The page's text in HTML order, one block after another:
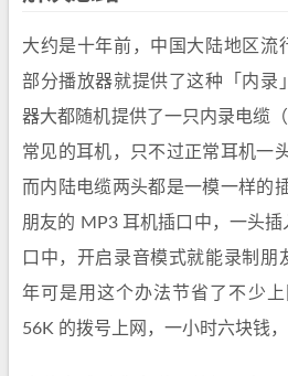
大约是十年前，中国大陆地区流
部分播放器就提供了这种「内录
器大都随机提供了一只内录电缆
常见的耳机，只不过正常耳机一
而内陆电缆两头都是一模一样的
朋友的 MP3 耳机插口中，一头
口中，开启录音模式就能录制朋
年可是用这个办法节省了不少
56K 的拨号上网，一小时六块钱，